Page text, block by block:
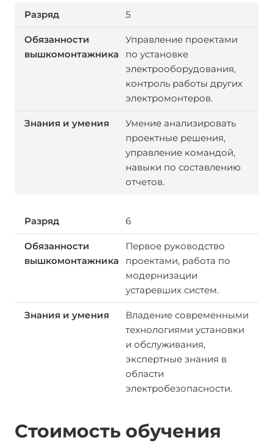
5
Управление проектами
по установке
электрооборудования,
контроль работы других
электромонтеров.
Умение анализировать
проектные решения,
управление командой,
навыки по составлению
отчетов.
6
Первое руководство
проектами, работа по
модернизации
устаревших систем.
Владение современными
технологиями установки
и обслуживания,
экспертные знания в
области
электробезопасности.
Стоимость обучения